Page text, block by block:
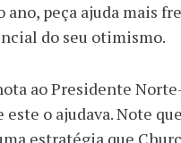
ano, peça ajuda mais
do seu otimismo.
ao Presidente
o ajudava. Note
estratégia que